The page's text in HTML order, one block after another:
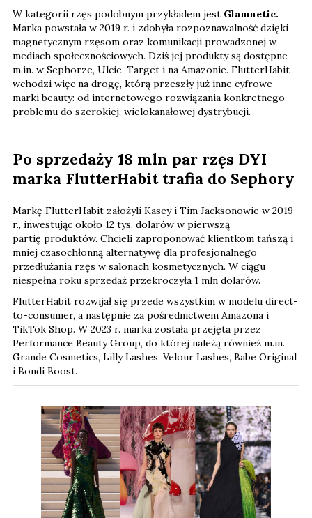
W kategorii rzęs podobnym przykładem jest Glamnetic.
Marka powstała w 2019 r. i zdobyła rozpoznawalność dzięki
magnetycznym rzęsom oraz komunikacji prowadzonej w
mediach społecznościowych. Dziś jej produkty są dostępne
m.in. w Sephorze, Ulcie, Target i na Amazonie. FlutterHabit
wchodzi więc na drogę, którą przeszły już inne cyfrowe
marki beauty: od internetowego rozwiązania konkretnego
problemu do szerokiej, wielokanałowej dystrybucji.
Po sprzedaży 18 mln par rzęs DYI
marka FlutterHabit trafia do Sephory
Markę FlutterHabit założyli Kasey i Tim Jacksonowie w 2019
r., inwestując około 12 tys. dolarów w pierwszą
partię produktów. Chcieli zaproponować klientkom tańszą i
mniej czasochłonną alternatywę dla profesjonalnego
przedłużania rzęs w salonach kosmetycznych. W ciągu
niespełna roku sprzedaż przekroczyła 1 mln dolarów.
FlutterHabit rozwijał się przede wszystkim w modelu direct-
to-consumer, a następnie za pośrednictwem Amazona i
TikTok Shop. W 2023 r. marka została przejęta przez
Performance Beauty Group, do której należą również m.in.
Grande Cosmetics, Lilly Lashes, Velour Lashes, Babe Original
i Bondi Boost.